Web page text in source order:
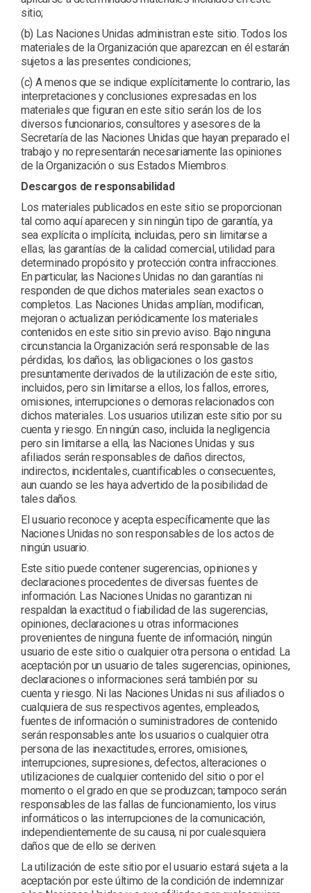
sitio;
(b) Las Naciones Unidas administran este sitio. Todos los
materiales de la Organización que aparezcan en él estarán
sujetos a las presentes condiciones;
(c) A menos que se indique explícitamente lo contrario, las
interpretaciones y conclusiones expresadas en los
materiales que figuran en este sitio serán los de los
diversos funcionarios, consultores y asesores de la
Secretaría de las Naciones Unidas que hayan preparado el
trabajo y no representarán necesariamente las opiniones
de la Organización o sus Estados Miembros.
Descargos de responsabilidad
Los materiales publicados en este sitio se proporcionan
tal como aquí aparecen y sin ningún tipo de garantía, ya
sea explícita o implícita, incluidas, pero sin limitarse a
ellas, las garantías de la calidad comercial, utilidad para
determinado propósito y protección contra infracciones.
En particular, las Naciones Unidas no dan garantías ni
responden de que dichos materiales sean exactos o
completos. Las Naciones Unidas amplían, modifican,
mejoran o actualizan periódicamente los materiales
contenidos en este sitio sin previo aviso. Bajo ninguna
circunstancia la Organización será responsable de las
pérdidas, los daños, las obligaciones o los gastos
presuntamente derivados de la utilización de este sitio,
incluidos, pero sin limitarse a ellos, los fallos, errores,
omisiones, interrupciones o demoras relacionados con
dichos materiales. Los usuarios utilizan este sitio por su
cuenta y riesgo. En ningún caso, incluida la negligencia
pero sin limitarse a ella, las Naciones Unidas y sus
afiliados serán responsables de daños directos,
indirectos, incidentales, cuantificables o consecuentes,
aun cuando se les haya advertido de la posibilidad de
tales daños.
El usuario reconoce y acepta específicamente que las
Naciones Unidas no son responsables de los actos de
ningún usuario.
Este sitio puede contener sugerencias, opiniones y
declaraciones procedentes de diversas fuentes de
información. Las Naciones Unidas no garantizan ni
respaldan la exactitud o fiabilidad de las sugerencias,
opiniones, declaraciones u otras informaciones
provenientes de ninguna fuente de información, ningún
usuario de este sitio o cualquier otra persona o entidad. La
aceptación por un usuario de tales sugerencias, opiniones,
declaraciones o informaciones será también por su
cuenta y riesgo. Ni las Naciones Unidas ni sus afiliados o
cualquiera de sus respectivos agentes, empleados,
fuentes de información o suministradores de contenido
serán responsables ante los usuarios o cualquier otra
persona de las inexactitudes, errores, omisiones,
interrupciones, supresiones, defectos, alteraciones o
utilizaciones de cualquier contenido del sitio o por el
momento o el grado en que se produzcan; tampoco serán
responsables de las fallas de funcionamiento, los virus
informáticos o las interrupciones de la comunicación,
independientemente de su causa, ni por cualesquiera
daños que de ello se deriven.
La utilización de este sitio por el usuario estará sujeta a la
aceptación por este último de la condición de indemnizar